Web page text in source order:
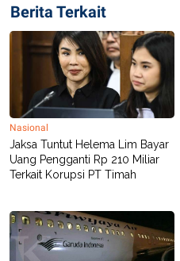
.
I
D
SITEMAP PROFILE
TERM
OF
USE
PEMBERITAAN
SIBER
PRIVACY
Berita Terkait
Nasional
Jaksa Tuntut Helema Lim Bayar
Uang Pengganti Rp 210 Miliar
Terkait Korupsi PT Timah